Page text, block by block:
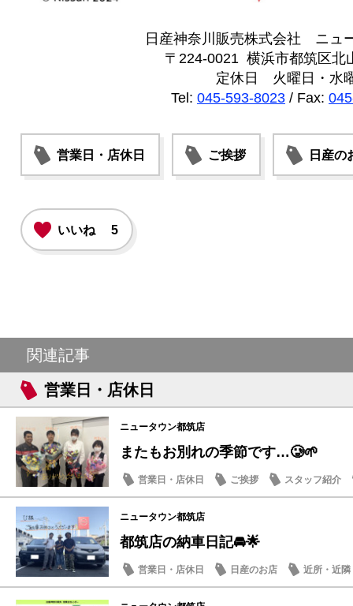
日産神奈川販売株式会社 ニュ
〒224-0021 横浜市都筑区北
定休日 火曜日・水
Tel: 045-593-8023 / Fax:
営業日・店休日 ご挨拶 日産の
いいね 5
関連記事
営業日・店休日
ニュータウン都筑店
またもお別れの季節です…🥲🌱
営業日・店休日 ご挨拶 スタッフ紹介
ニュータウン都筑店
都筑店の納車日記🚘🌟
営業日・店休日 日産のお店 近所・近隣